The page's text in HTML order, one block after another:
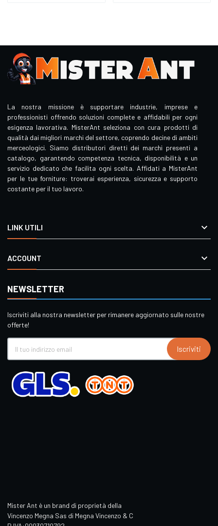
La nostra missione è supportare industrie, imprese e
professionisti offrendo soluzioni complete e affidabili per ogni
esigenza lavorativa. MisterAnt seleziona con cura prodotti di
qualità dai migliori marchi del settore, coprendo decine di ambiti
merceologici. Siamo distributori diretti dei marchi presenti a
catalogo, garantendo competenza tecnica, disponibilità e un
servizio dedicato che facilita ogni scelta. Affidati a MisterAnt
per le tue forniture: troverai esperienza, sicurezza e supporto
costante per il tuo lavoro.
LINK UTILI 
ACCOUNT 
NEWSLETTER
Iscriviti alla nostra newsletter per rimanere aggiornato sulle nostre
offerte!
Iscriviti
Mister Ant è un brand di proprietà della
Vincenzo Megna Sas di Megna Vincenzo & C